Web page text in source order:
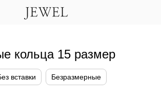
кольца 15 размер
вставки Безразмерные